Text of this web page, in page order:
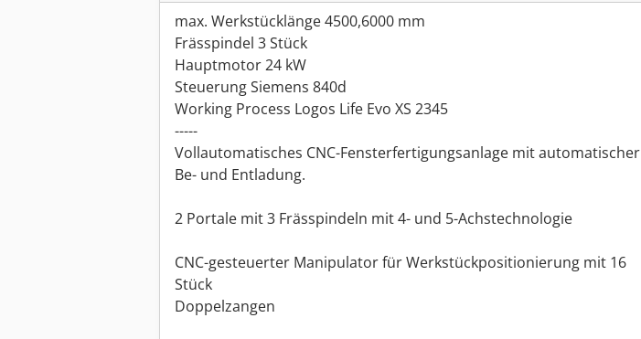
max. Werkstücklänge 4500,6000 mm
Frässpindel 3 Stück
Hauptmotor 24 kW
Steuerung Siemens 840d
Working Process Logos Life Evo XS 2345
-----
Vollautomatisches CNC-Fensterfertigungsanlage mit automatischer
Be- und Entladung.
2 Portale mit 3 Frässpindeln mit 4- und 5-Achstechnologie
CNC-gesteuerter Manipulator für Werkstückpositionierung mit 16
Stück
Doppelzangen